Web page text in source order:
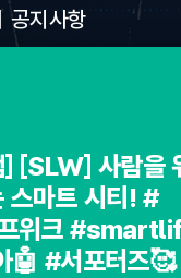
] [SLW] 사람을
스마트 시티! #
프위크
🤖 #서포터즈🥰
공지사항